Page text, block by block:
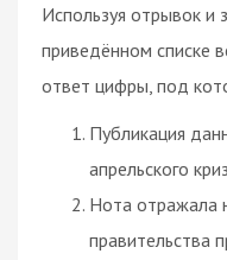
Используя отрывок и
приведённом списке
ответ цифры, под
Публикация
апрельского
Нота отражала
правительства